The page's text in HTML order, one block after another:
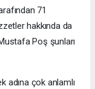
71
hakkında da
Poş şunları
adına çok anlamlı